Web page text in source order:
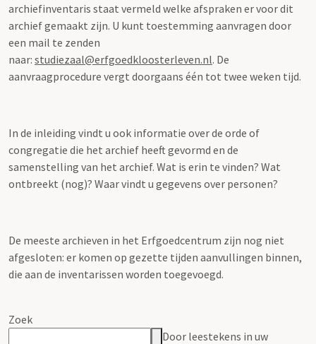
archiefinventaris staat vermeld welke afspraken er voor dit
archief gemaakt zijn. U kunt toestemming aanvragen door
een mail te zenden
naar: studiezaal@erfgoedkloosterleven.nl. De
aanvraagprocedure vergt doorgaans één tot twee weken tijd.
In de inleiding vindt u ook informatie over de orde of
congregatie die het archief heeft gevormd en de
samenstelling van het archief. Wat is erin te vinden? Wat
ontbreekt (nog)? Waar vindt u gegevens over personen?
De meeste archieven in het Erfgoedcentrum zijn nog niet
afgesloten: er komen op gezette tijden aanvullingen binnen,
die aan de inventarissen worden toegevoegd.
Zoek
Door leestekens in uw